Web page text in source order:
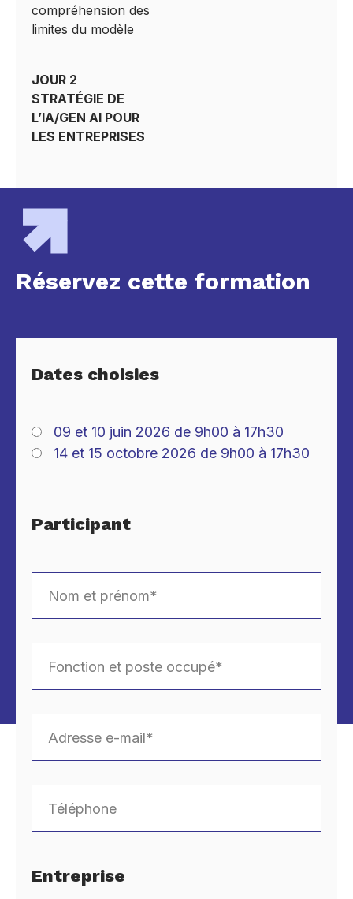
compréhension des
limites du modèle
JOUR 2
STRATÉGIE DE
L’IA/GEN AI POUR
LES ENTREPRISES
Réservez cette formation
Dates choisies
09 et 10 juin 2026 de 9h00 à 17h30
14 et 15 octobre 2026 de 9h00 à 17h30
Participant
Entreprise